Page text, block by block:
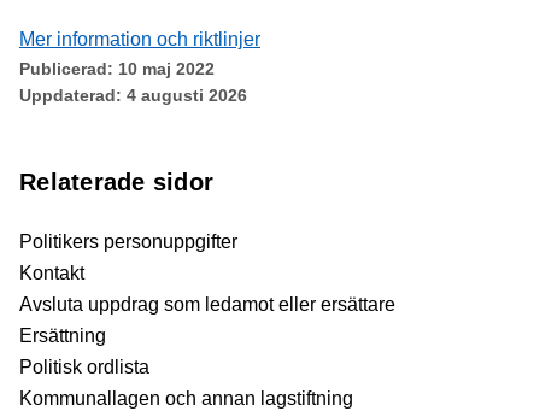
Mer information och riktlinjer
Publicerad: 10 maj 2022
Uppdaterad: 4 augusti 2026
Relaterade sidor
Politikers personuppgifter
Kontakt
Avsluta uppdrag som ledamot eller ersättare
Ersättning
Politisk ordlista
Kommunallagen och annan lagstiftning